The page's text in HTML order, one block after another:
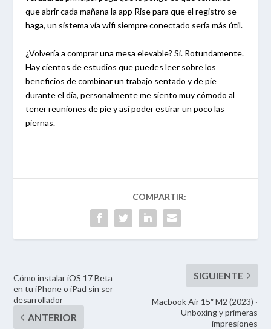
que abrir cada mañana la app Rise para que el registro se
haga, un sistema vía wifi siempre conectado sería más útil.
¿Volvería a comprar una mesa elevable? Si. Rotundamente.
Hay cientos de estudios que puedes leer sobre los
beneficios de combinar un trabajo sentado y de pie
durante el día, personalmente me siento muy cómodo al
tener reuniones de pie y así poder estirar un poco las
piernas.
Cómo instalar iOS 17 Beta
en tu iPhone o iPad sin ser
desarrollador
Macbook Air 15″ M2 (2023) ·
Unboxing y primeras
impresiones